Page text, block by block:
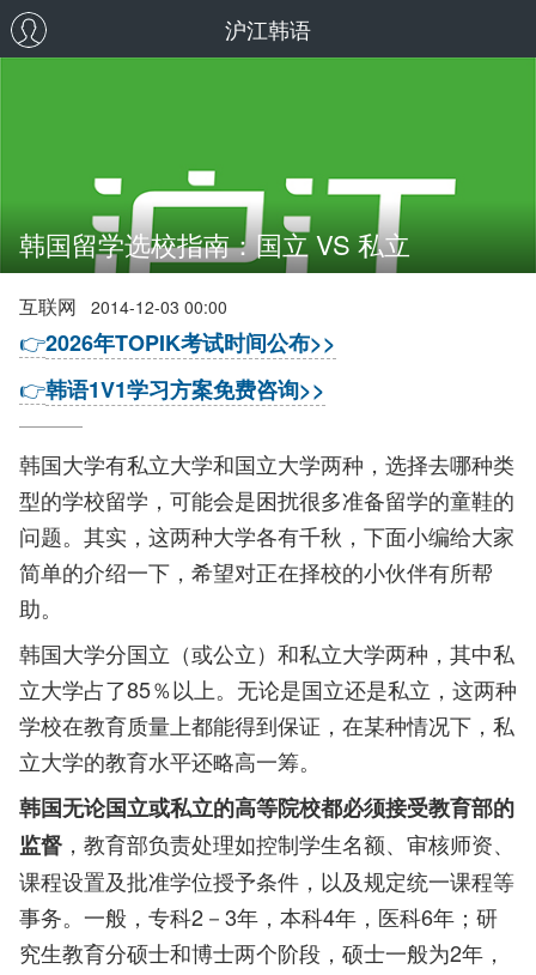
沪江韩语
韩国留学选校指南：国立 VS 私立
互联网 2014-12-03 00:00
👉2026年TOPIK考试时间公布>>
👉韩语1V1学习方案免费咨询>>
韩国大学有私立大学和国立大学两种，选择去哪种类
型的学校留学，可能会是困扰很多准备留学的童鞋的
问题。其实，这两种大学各有千秋，下面小编给大家
简单的介绍一下，希望对正在择校的小伙伴有所帮
助。
韩国大学分国立（或公立）和私立大学两种，其中私
立大学占了85％以上。无论是国立还是私立，这两种
学校在教育质量上都能得到保证，在某种情况下，私
立大学的教育水平还略高一筹。
韩国无论国立或私立的高等院校都必须接受教育部的
监督 ，教育部负责处理如控制学生名额、审核师资、
课程设置及批准学位授予条件，以及规定统一课程等
事务。一般，专科2－3年，本科4年，医科6年；研
究生教育分硕士和博士两个阶段，硕士一般为2年，